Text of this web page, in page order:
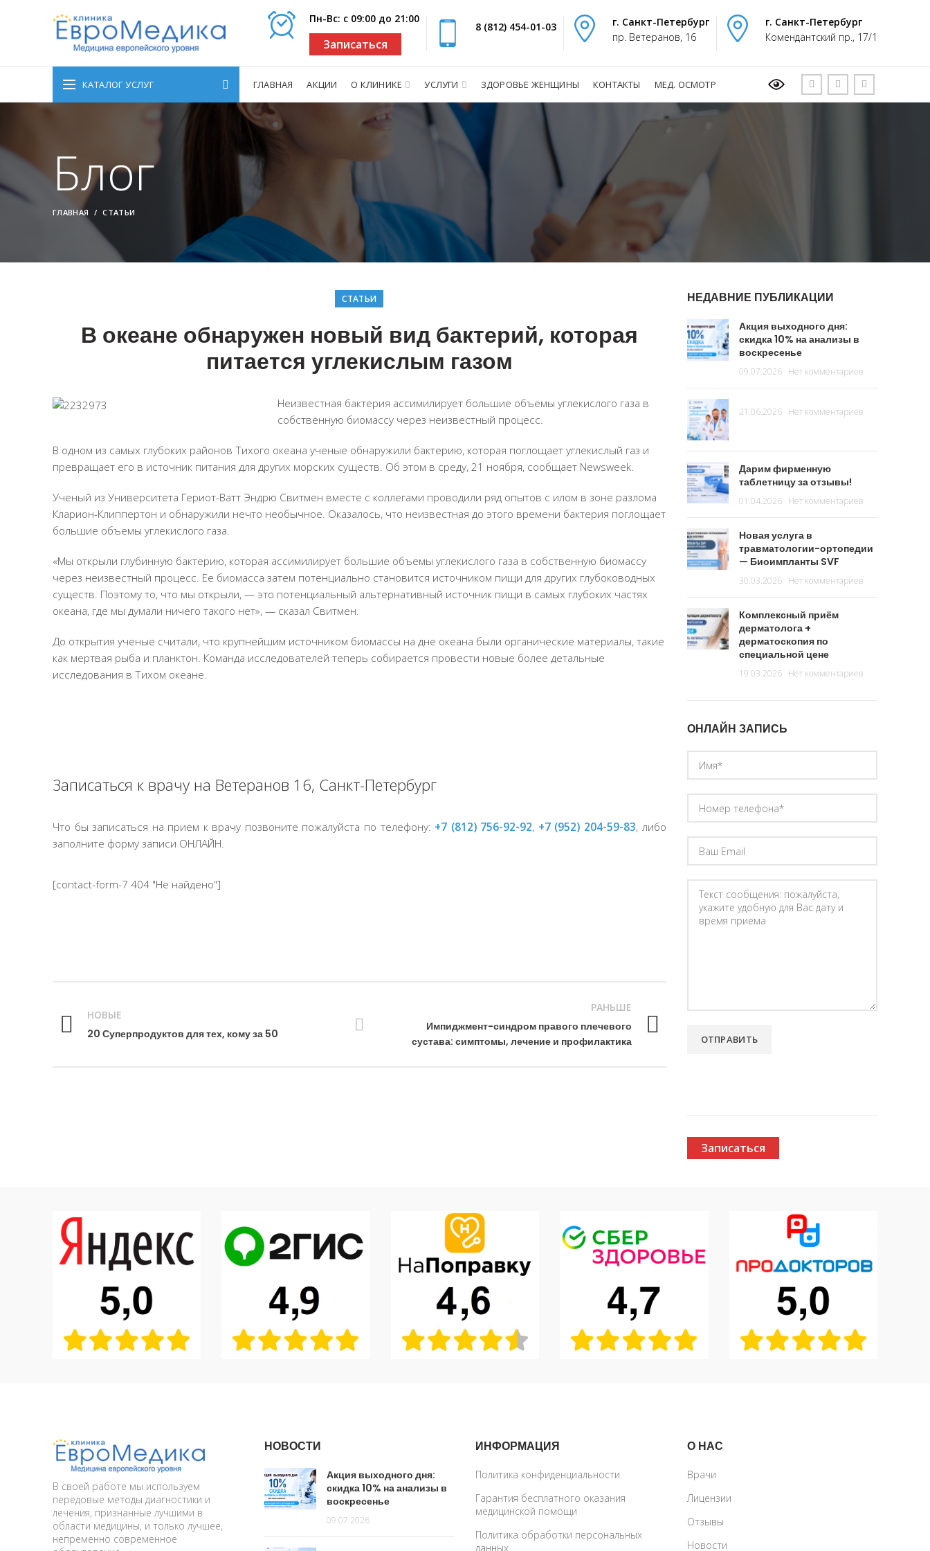
Пн-Вс: с 09:00 до 21:00
Записаться
8 (812) 454-01-03
г. Санкт-Петербург
пр. Ветеранов, 16
г. Санкт-Петербург
Комендантский пр., 17/1
КАТАЛОГ УСЛУГ ГЛАВНАЯ АКЦИИ О КЛИНИКЕ УСЛУГИ ЗДОРОВЬЕ ЖЕНЩИНЫ КОНТАКТЫ МЕД. ОСМОТР
Блог
ГЛАВНАЯ СТАТЬИ
СТАТЬИ
В океане обнаружен новый вид бактерий, которая
питается углекислым газом
Неизвестная бактерия ассимилирует большие объемы углекислого газа в
собственную биомассу через неизвестный процесс.
В одном из самых глубоких районов Тихого океана ученые обнаружили бактерию, которая поглощает углекислый газ и
превращает его в источник питания для других морских существ. Об этом в среду, 21 ноября, сообщает Newsweek.
Ученый из Университета Гериот-Ватт Эндрю Свитмен вместе с коллегами проводили ряд опытов с илом в зоне разлома
Кларион-Клиппертон и обнаружили нечто необычное. Оказалось, что неизвестная до этого времени бактерия поглощает
большие объемы углекислого газа.
«Мы открыли глубинную бактерию, которая ассимилирует большие объемы углекислого газа в собственную биомассу
через неизвестный процесс. Ее биомасса затем потенциально становится источником пищи для других глубоководных
существ. Поэтому то, что мы открыли, — это потенциальный альтернативный источник пищи в самых глубоких частях
океана, где мы думали ничего такого нет», — сказал Свитмен.
До открытия ученые считали, что крупнейшим источником биомассы на дне океана были органические материалы, такие
как мертвая рыба и планктон. Команда исследователей теперь собирается провести новые более детальные
исследования в Тихом океане.
Записаться к врачу на Ветеранов 16, Санкт-Петербург
Что бы записаться на прием к врачу позвоните пожалуйста по телефону: +7 (812) 756-92-92, +7 (952) 204-59-83, либо
заполните форму записи ОНЛАЙН.
[contact-form-7 404 "Не найдено"]
НОВЫЕ
20 Суперпродуктов для тех, кому за 50
РАНЬШЕ
Импиджмент-синдром правого плечевого
сустава: симптомы, лечение и профилактика
НЕДАВНИЕ ПУБЛИКАЦИИ
Акция выходного дня:
скидка 10% на анализы в
воскресенье
09.07.2026 Нет комментариев
21.06.2026 Нет комментариев
Дарим фирменную
таблетницу за отзывы!
01.04.2026 Нет комментариев
Новая услуга в
травматологии-ортопедии
— Биоимпланты SVF
30.03.2026 Нет комментариев
Комплексный приём
дерматолога +
дерматоскопия по
специальной цене
19.03.2026 Нет комментариев
ОНЛАЙН ЗАПИСЬ
Записаться
В своей работе мы используем
передовые методы диагностики и
лечения, признанные лучшими в
области медицины, и только лучшее,
непременно современное
НОВОСТИ
Акция выходного дня:
скидка 10% на анализы в
воскресенье
09.07.2026
ИНФОРМАЦИЯ
Политика конфиденциальности
Гарантия бесплатного оказания
медицинской помощи
Политика обработки персональных
данных
О НАС
Врачи
Лицензии
Отзывы
Новости